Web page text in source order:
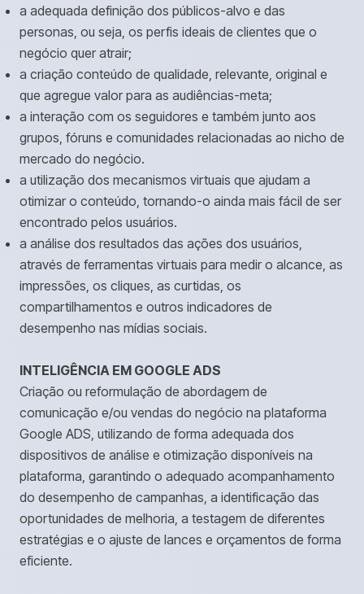
a adequada definição dos públicos-alvo e das
personas, ou seja, os perfis ideais de clientes que o
negócio quer atrair;
a criação conteúdo de qualidade, relevante, original e
que agregue valor para as audiências-meta;
a interação com os seguidores e também junto aos
grupos, fóruns e comunidades relacionadas ao nicho de
mercado do negócio.
a utilização dos mecanismos virtuais que ajudam a
otimizar o conteúdo, tornando-o ainda mais fácil de ser
encontrado pelos usuários.
a análise dos resultados das ações dos usuários,
através de ferramentas virtuais para medir o alcance, as
impressões, os cliques, as curtidas, os
compartilhamentos e outros indicadores de
desempenho nas mídias sociais.
INTELIGÊNCIA EM GOOGLE ADS
Criação ou reformulação de abordagem de
comunicação e/ou vendas do negócio na plataforma
Google ADS, utilizando de forma adequada dos
dispositivos de análise e otimização disponíveis na
plataforma, garantindo o adequado acompanhamento
do desempenho de campanhas, a identificação das
oportunidades de melhoria, a testagem de diferentes
estratégias e o ajuste de lances e orçamentos de forma
eficiente.